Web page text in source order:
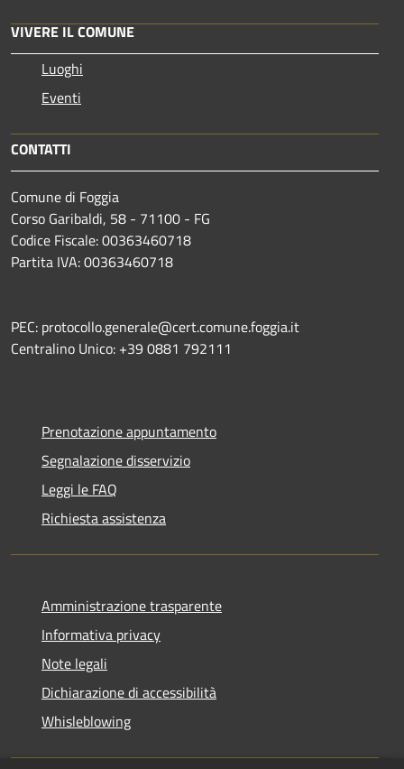
VIVERE IL COMUNE
Luoghi
Eventi
CONTATTI
Comune di Foggia
Corso Garibaldi, 58 - 71100 - FG
Codice Fiscale: 00363460718
Partita IVA: 00363460718
PEC: protocollo.generale@cert.comune.foggia.it
Centralino Unico: +39 0881 792111
Prenotazione appuntamento
Segnalazione disservizio
Leggi le FAQ
Richiesta assistenza
Amministrazione trasparente
Informativa privacy
Note legali
Dichiarazione di accessibilità
Whisleblowing